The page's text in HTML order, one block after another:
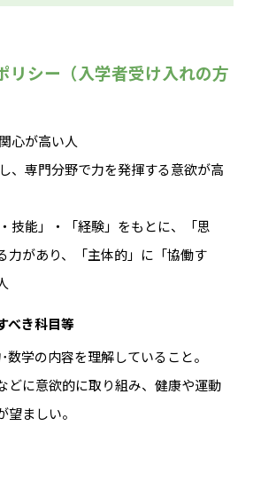
リシー（入学者受け入れの方
心が高い人
、専門分野で力を発揮する意欲が高
技能」・「経験」をもとに、「思
力があり、「主体的」に「協働す
べき科目等
数学の内容を理解していること。
どに意欲的に取り組み、健康や運動
ましい。